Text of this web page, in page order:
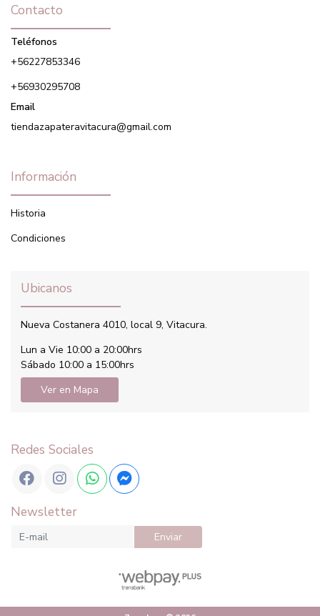
Contacto
Teléfonos
+56227853346
+56930295708
Email
tiendazapateravitacura@gmail.com
Información
Historia
Condiciones
Ubicanos
Nueva Costanera 4010, local 9, Vitacura.
Lun a Vie 10:00 a 20:00hrs
Sábado 10:00 a 15:00hrs
Ver en Mapa
Redes Sociales
Newsletter
Enviar